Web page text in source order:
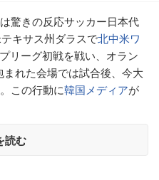
驚きの反応サッカー日本代
キサス州ダラスで北中米ワ
リーグ初戦を戦い、オラン
れた会場では試合後、今大
この行動に韓国メディアが
読む